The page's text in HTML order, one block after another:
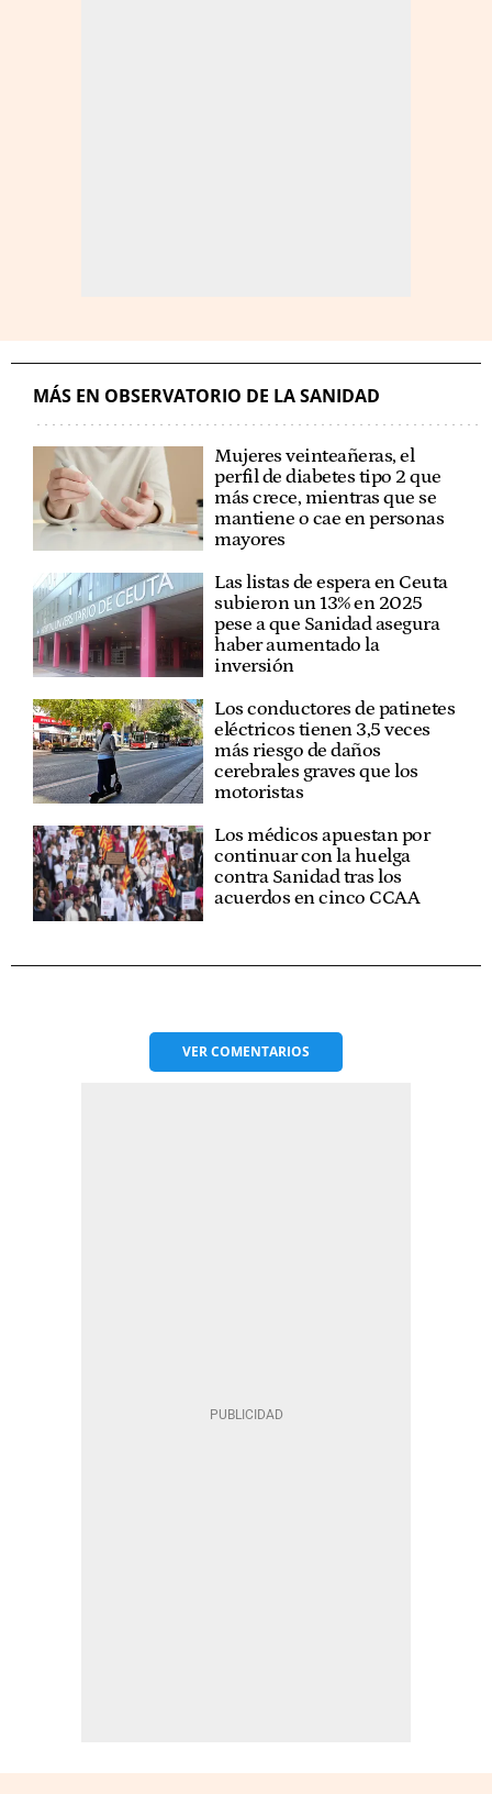
MÁS EN OBSERVATORIO DE LA SANIDAD
Mujeres veinteañeras, el
perfil de diabetes tipo 2 que
más crece, mientras que se
mantiene o cae en personas
mayores
Las listas de espera en Ceuta
subieron un 13% en 2025
pese a que Sanidad asegura
haber aumentado la
inversión
Los conductores de patinetes
eléctricos tienen 3,5 veces
más riesgo de daños
cerebrales graves que los
motoristas
Los médicos apuestan por
continuar con la huelga
contra Sanidad tras los
acuerdos en cinco CCAA
VERCOMENTARIOS